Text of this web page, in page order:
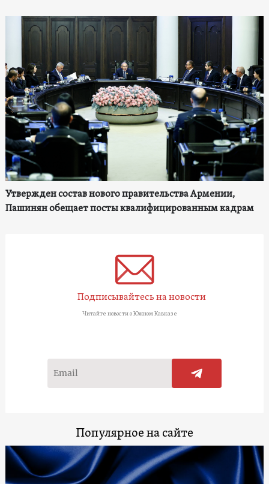
Утвержден состав нового правительства Армении,
Пашинян обещает посты квалифицированным кадрам
Подписывайтесь на новости
Читайте новости о Южном Кавказе
Популярное на сайте